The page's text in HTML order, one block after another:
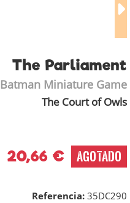
The Parliament
Batman Miniature Game
The Court of Owls
20,66 € AGOTADO
Referencia: 35DC290